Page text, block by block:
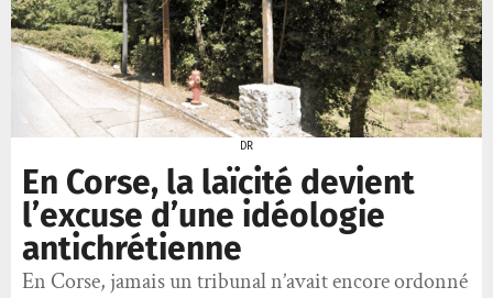
DR
En Corse, la laïcité devient
l’excuse d’une idéologie
antichrétienne
En Corse, jamais un tribunal n’avait encore ordonné